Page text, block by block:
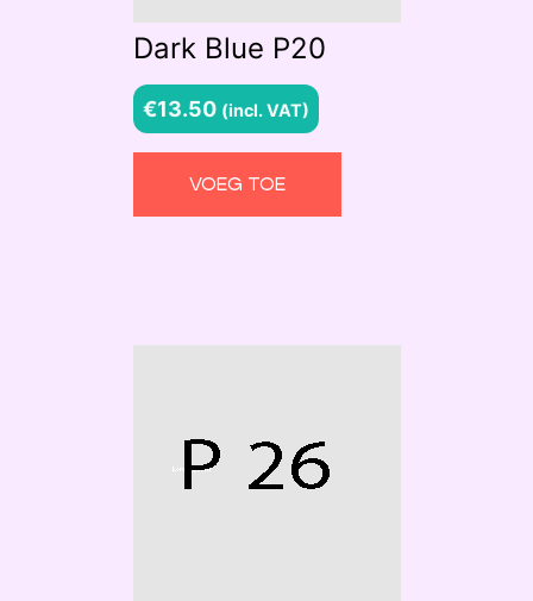
Dark Blue P20
€13.50 (incl. VAT)
VOEG TOE